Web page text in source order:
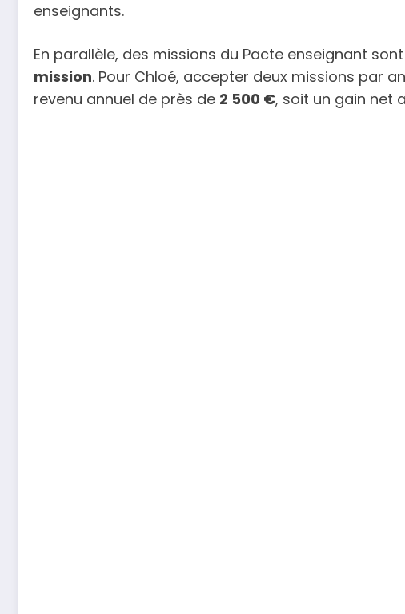
enseignants.
En parallèle, des missions du Pacte enseignant
mission. Pour Chloé, accepter deux missions par
revenu annuel de près de 2 500 €, soit un gain net